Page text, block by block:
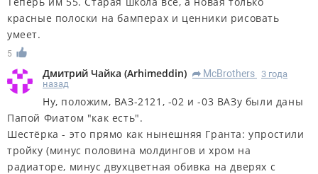
красные полоски на бамперах и ценники рисовать
умеет.
5
Дмитрий Чайка (Arhimeddin) R McBrothers
3 года
назад
Ну, положим, ВАЗ-2121, -02 и -03 ВАЗу были даны
Папой Фиатом "как есть".
Шестёрка - это прямо как нынешняя Гранта: упростили
тройку (минус половина молдингов и хром на
радиаторе, минус двухцветная обивка на дверях с